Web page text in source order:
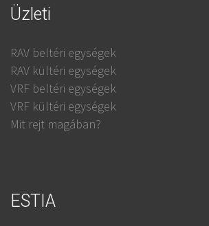
Üzleti
RAV beltéri egységek
RAV kültéri egységek
VRF beltéri egységek
VRF kültéri egységek
Mit rejt magában?
ESTIA